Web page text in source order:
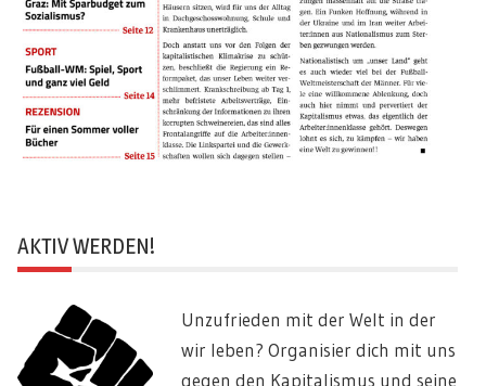
AKTIV WERDEN!
Unzufrieden mit der Welt in der
wir leben? Organisier dich mit uns
gegen den Kapitalismus und seine